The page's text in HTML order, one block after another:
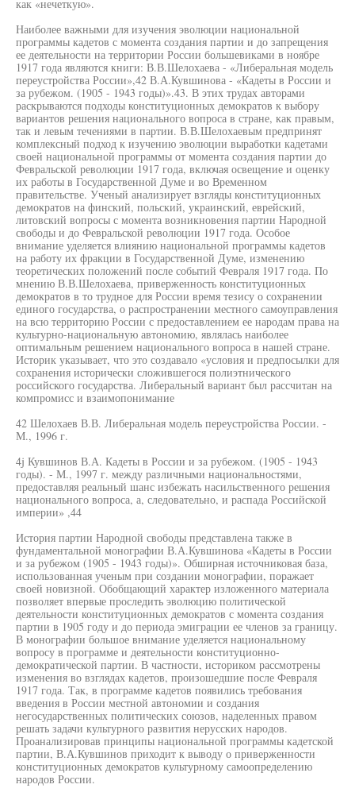
как «нечеткую».
Наиболее важными для изучения эволюции национальной
программы кадетов с момента создания партии и до запрещения
ее деятельности на территории России большевиками в ноябре
1917 года являются книги: В.В.Шелохаева - «Либеральная модель
переустройства России»,42 В.А.Кувшинова - «Кадеты в России и
за рубежом. (1905 - 1943 годы)».43. В этих трудах авторами
раскрываются подходы конституционных демократов к выбору
вариантов решения национального вопроса в стране, как правым,
так и левым течениями в партии. В.В.Шелохаевым предпринят
комплексный подход к изучению эволюции выработки кадетами
своей национальной программы от момента создания партии до
Февральской революции 1917 года, включая освещение и оценку
их работы в Государственной Думе и во Временном
правительстве. Ученый анализирует взгляды конституционных
демократов на финский, польский, украинский, еврейский,
литовский вопросы с момента возникновения партии Народной
свободы и до Февральской революции 1917 года. Особое
внимание уделяется влиянию национальной программы кадетов
на работу их фракции в Государственной Думе, изменению
теоретических положений после событий Февраля 1917 года. По
мнению В.В.Шелохаева, приверженность конституционных
демократов в то трудное для России время тезису о сохранении
единого государства, о распространении местного самоуправления
на всю территорию России с предоставлением ее народам права на
культурно-национальную автономию, являлась наиболее
оптимальным решением национального вопроса в нашей стране.
Историк указывает, что это создавало «условия и предпосылки для
сохранения исторически сложившегося полиэтнического
российского государства. Либеральный вариант был рассчитан на
компромисс и взаимопонимание
42 Шелохаев В.В. Либеральная модель переустройства России. -
М., 1996 г.
4j Кувшинов В.А. Кадеты в России и за рубежом. (1905 - 1943
годы). - М., 1997 г. между различными национальностями,
предоставляя реальный шанс избежать насильственного решения
национального вопроса, а, следовательно, и распада Российской
империи» ,44
История партии Народной свободы представлена также в
фундаментальной монографии В.А.Кувшинова «Кадеты в России
и за рубежом (1905 - 1943 годы)». Обширная источниковая база,
использованная ученым при создании монографии, поражает
своей новизной. Обобщающий характер изложенного материала
позволяет впервые проследить эволюцию политической
деятельности конституционных демократов с момента создания
партии в 1905 году и до периода эмиграции ее членов за границу.
В монографии большое внимание уделяется национальному
вопросу в программе и деятельности конституционно-
демократической партии. В частности, историком рассмотрены
изменения во взглядах кадетов, произошедшие после Февраля
1917 года. Так, в программе кадетов появились требования
введения в России местной автономии и создания
негосударственных политических союзов, наделенных правом
решать задачи культурного развития нерусских народов.
Проанализировав принципы национальной программы кадетской
партии, В.А.Кувшинов приходит к выводу о приверженности
конституционных демократов культурному самоопределению
народов России.